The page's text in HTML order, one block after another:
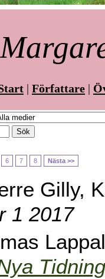
| Författare |
6 7 8 Nästa >>
Gilly,
1 2017
Tidning